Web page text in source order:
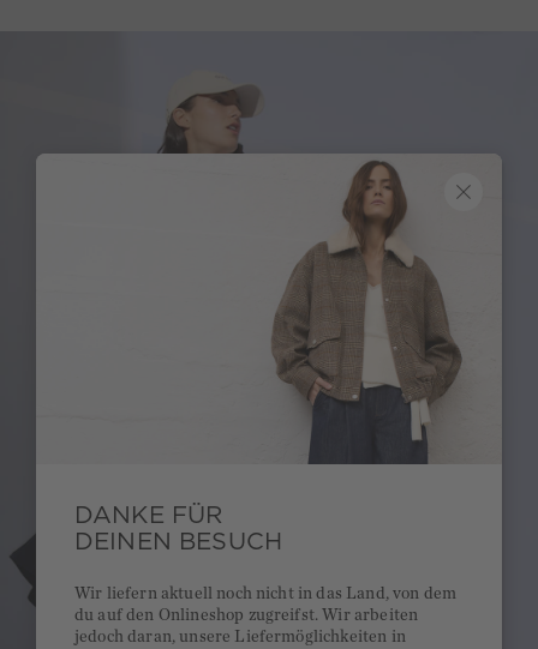
DANKE FÜR
DEINEN BESUCH
Wir liefern aktuell noch nicht in das Land, von dem
du auf den Onlineshop zugreifst. Wir arbeiten
jedoch daran, unsere Liefermöglichkeiten in